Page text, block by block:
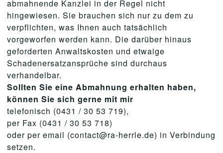
abmahnende Kanzlei in der Regel nicht
hingewiesen. Sie brauchen sich nur zu dem zu
verpflichten, was Ihnen auch tatsächlich
vorgeworfen werden kann. Die darüber hinaus
geforderten Anwaltskosten und etwaige
Schadenersatzansprüche sind durchaus
verhandelbar.
Sollten Sie eine Abmahnung erhalten haben,
können Sie sich gerne mit mir
telefonisch (0431 / 30 53 719),
per Fax (0431 / 30 53 718)
oder per email (contact@ra-herrle.de) in Verbindung
setzen.